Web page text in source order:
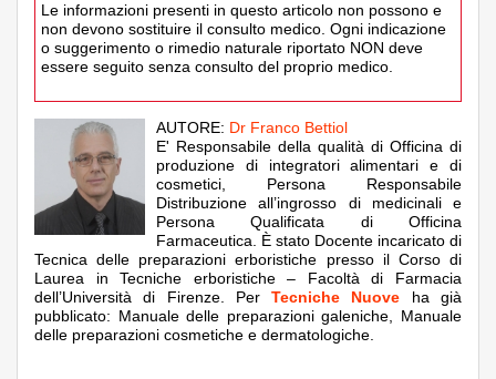
Le informazioni presenti in questo articolo non possono e
non devono sostituire il consulto medico. Ogni indicazione
o suggerimento o rimedio naturale riportato NON deve
essere seguito senza consulto del proprio medico.
AUTORE: Dr Franco Bettiol
E' Responsabile della qualità di Officina di
produzione di integratori alimentari e di
cosmetici, Persona Responsabile
Distribuzione all’ingrosso di medicinali e
Persona Qualificata di Officina
Farmaceutica. È stato Docente incaricato di
Tecnica delle preparazioni erboristiche presso il Corso di
Laurea in Tecniche erboristiche – Facoltà di Farmacia
dell’Università di Firenze. PerTecniche Nuove ha già
pubblicato: Manuale delle preparazioni galeniche, Manuale
delle preparazioni cosmetiche e dermatologiche.